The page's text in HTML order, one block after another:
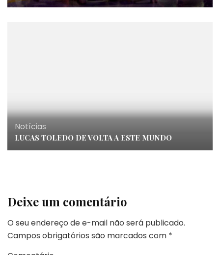
Notícias
LUCAS TOLEDO DE VOLTA A ESTE MUNDO
Deixe um comentário
O seu endereço de e-mail não será publicado.
Campos obrigatórios são marcados com *